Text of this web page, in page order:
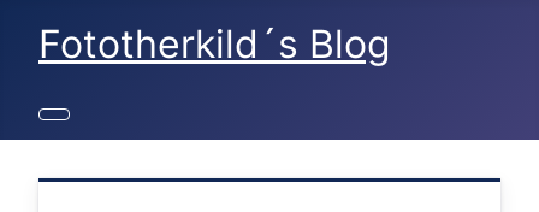
Fototherkild´s Blog